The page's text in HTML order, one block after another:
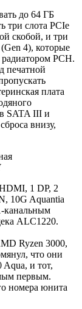
до 64 ГБ
три слота PCIe
скобой, и три
4), которые
PCH.
печатной
плата
SATA III и
внизу,
1 DP, 2
10G Aquantia
канальным
ALC1220.
Ryzen 3000,
что они
Aqua, и тот,
первым.
номера юнита